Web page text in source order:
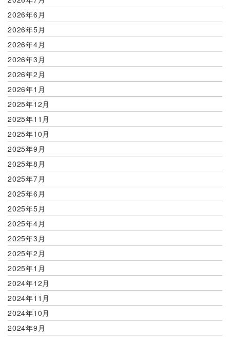
2026年6月
2026年5月
2026年4月
2026年3月
2026年2月
2026年1月
2025年12月
2025年11月
2025年10月
2025年9月
2025年8月
2025年7月
2025年6月
2025年5月
2025年4月
2025年3月
2025年2月
2025年1月
2024年12月
2024年11月
2024年10月
2024年9月